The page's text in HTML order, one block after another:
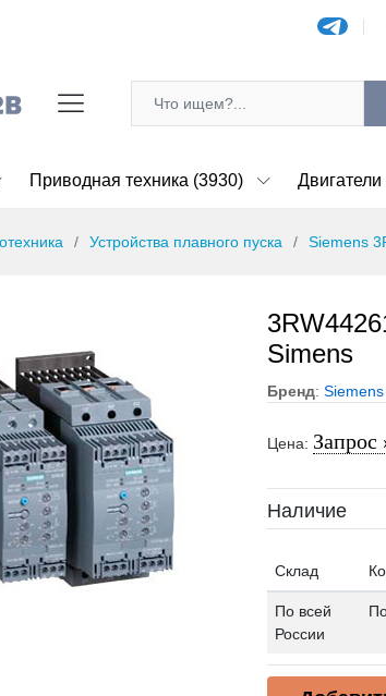
Приводная техника (3930)
Устройства плавного пуска Siemens
Simens
Бренд: Siemens
Цена: Запрос
Наличие
Склад
По всей
России